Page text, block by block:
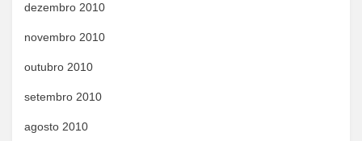
dezembro 2010
novembro 2010
outubro 2010
setembro 2010
agosto 2010